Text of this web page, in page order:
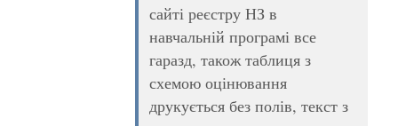
сайті реєстру НЗ в
навчальній програмі все
гаразд, також таблиця з
схемою оцінювання
друкується без полів, текст з